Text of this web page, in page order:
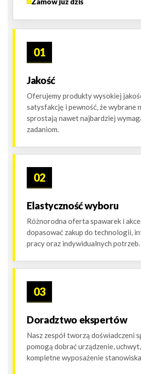
01
Jakość
Oferujemy produkty wysokiej
satysfakcję i pewność, że wybrane
sprostają nawet najbardziej
zadaniom.
02
Elastyczność wyboru
Różnorodna oferta spawarek i
dopasować zakup do technologii,
pracy oraz indywidualnych potrzeb.
03
Doradztwo ekspertów
Nasz zespół tworzą doświadczeni
pomogą dobrać urządzenie,
kompletne wyposażenie